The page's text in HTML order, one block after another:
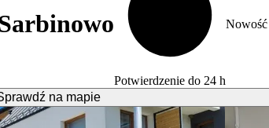
Potwierdzenie do 24 h
na mapie